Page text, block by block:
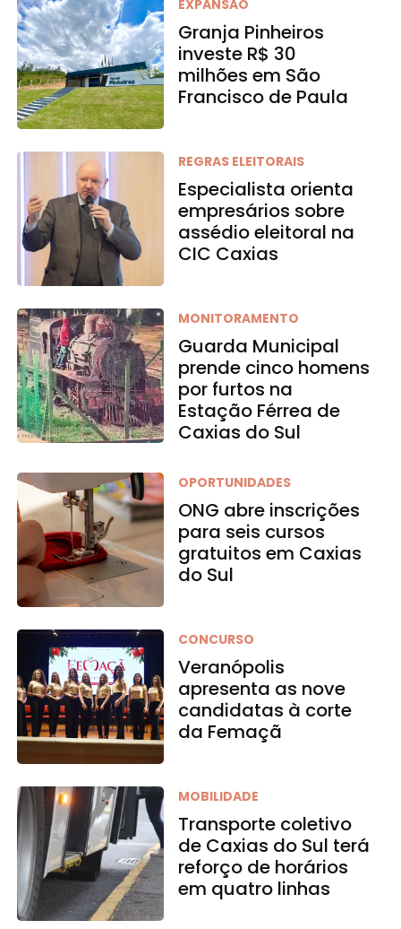
EXPANSÃO
Granja Pinheiros
investe R$ 30
milhões em São
Francisco de Paula
REGRAS ELEITORAIS
Especialista orienta
empresários sobre
assédio eleitoral na
CIC Caxias
MONITORAMENTO
Guarda Municipal
prende cinco homens
por furtos na
Estação Férrea de
Caxias do Sul
OPORTUNIDADES
ONG abre inscrições
para seis cursos
gratuitos em Caxias
do Sul
CONCURSO
Veranópolis
apresenta as nove
candidatas à corte
da Femaçã
MOBILIDADE
Transporte coletivo
de Caxias do Sul terá
reforço de horários
em quatro linhas